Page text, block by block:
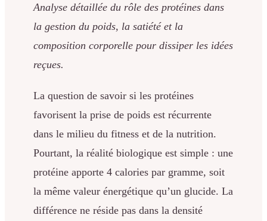
Analyse détaillée du rôle des protéines dans
la gestion du poids, la satiété et la
composition corporelle pour dissiper les idées
reçues.
La question de savoir si les protéines
favorisent la prise de poids est récurrente
dans le milieu du fitness et de la nutrition.
Pourtant, la réalité biologique est simple : une
protéine apporte 4 calories par gramme, soit
la même valeur énergétique qu’un glucide. La
différence ne réside pas dans la densité